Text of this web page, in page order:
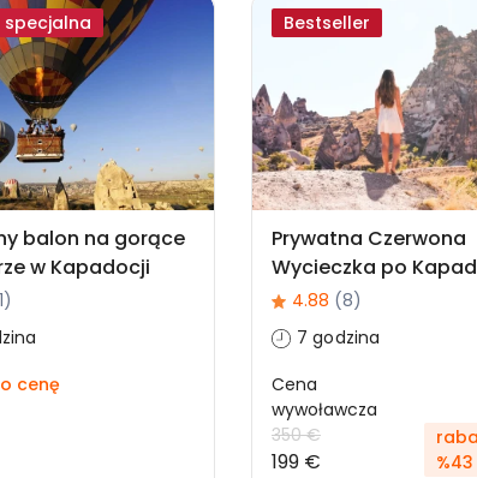
balon na gorące
w Kapadocji
cenę
Bestseller
Prywatna Czerwona
Wycieczka po
4.88 (8)
7 godzina
Cena
wywoławcza
350 €
199 €
%43